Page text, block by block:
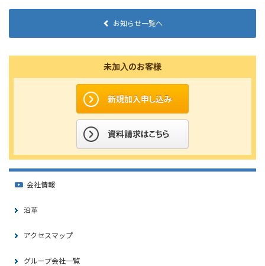
お知らせ一覧へ
未加入のお客様
会社情報
沿革
アクセスマップ
グループ会社一覧